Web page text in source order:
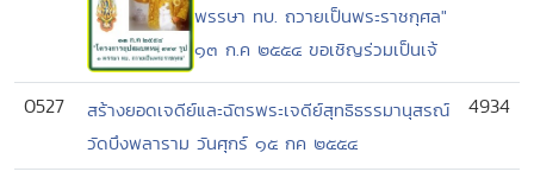
พรรษา ทบ. ถวายเป็นพระราชกุศล"
๑๓ ก.ค ๒๕๕๔ ขอเชิญร่วมเป็นเจ้
0527
สร้างยอดเจดีย์และฉัตรพระเจดีย์สุทธิธรรมานุสรณ์
วัดบึงพลาราม วันศุกร์ ๑๕ กค ๒๕๕๔
4934